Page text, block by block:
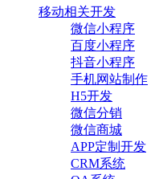
移动相关开发
微信小程序
百度小程序
抖音小程序
手机网站制作
H5开发
微信分销
微信商城
APP定制开发
CRM系统